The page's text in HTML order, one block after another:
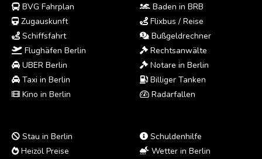
BVG Fahrplan
Zugauskunft
Schiffsfahrt
Flughäfen Berlin
UBER Berlin
Taxi in Berlin
Kino in Berlin
Baden in BRB
Flixbus / Reise
Bußgeldrechner
Rechtsanwälte
Notare in Berlin
Billiger Tanken
Radarfallen
Stau in Berlin
Heizöl Preise
Schuldenhilfe
Wetter in Berlin